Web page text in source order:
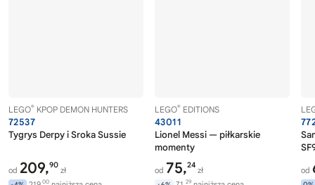
LEGO® KPOP DEMON HUNTERS
72537
Tygrys Derpy i Sroka Sussie
od 209,90
zł
00
LEGO® EDITIONS
43011
Lionel Messi — piłkarskie
momenty
od 75,24
zł
29
od